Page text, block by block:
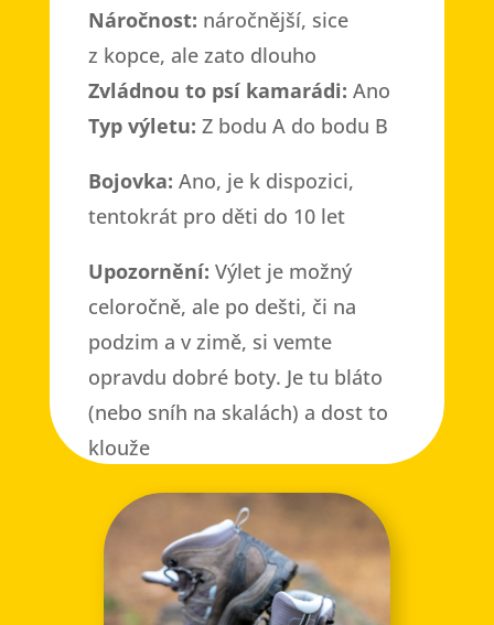
Náročnost: náročnější, sice
z kopce, ale zato dlouho
Zvládnou to psí kamarádi: Ano
Typ výletu: Z bodu A do bodu B
Bojovka: Ano, je k dispozici,
tentokrát pro děti do 10 let
Upozornění: Výlet je možný
celoročně, ale po dešti, či na
podzim a v zimě, si vemte
opravdu dobré boty. Je tu bláto
(nebo sníh na skalách) a dost to
klouže